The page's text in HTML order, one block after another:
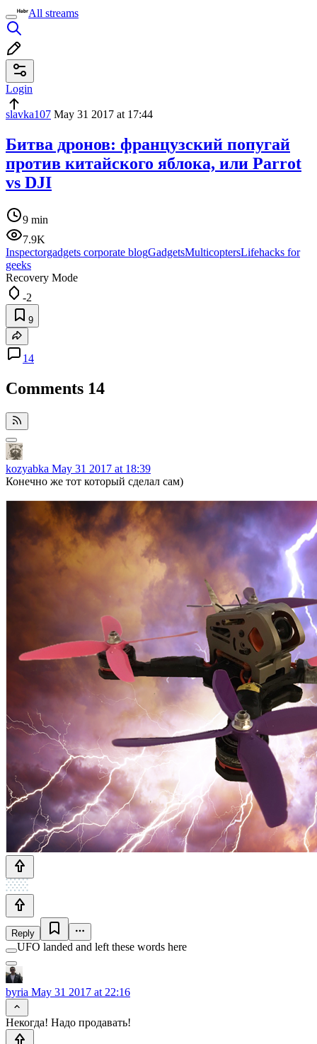
All streams
Login
slavka107 May 31 2017 at 17:44
Битва дронов: французский попугай
против китайского яблока, или Parrot
vs DJI
9 min
7.9K
Inspectorgadgets corporate blogGadgetsMulticoptersLifehacks for
geeks
Recovery Mode
-2
9
14
Comments 14
kozyabka May 31 2017 at 18:39
Конечно же тот который сделал сам)
Reply
UFO landed and left these words here
byria May 31 2017 at 22:16
Некогда! Надо продавать!